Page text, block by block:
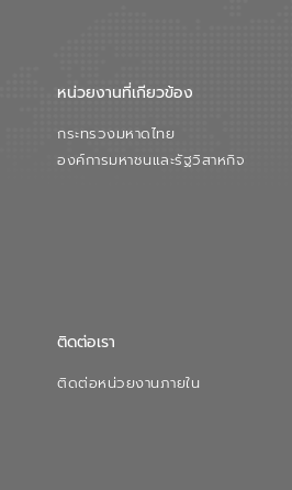
สมดุลทางเศรษฐกิจและสิ่งแวดล้อมได้อย่าง
ภาคเอกชนในครั้งนี้ นับเป็นก้าวสำคัญของ
องค์การจัดการน้ำเสีย (อจน.) ในการร่วมวาง
หน่วยงานที่เกียวข้อง
กระทรวงมหาดไทย
องค์การมหาชนและรัฐวิสาหกิจ
ติดต่อเรา
ติดต่อหน่วยงานภายใน